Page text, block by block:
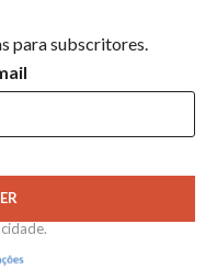
para subscritores.
.